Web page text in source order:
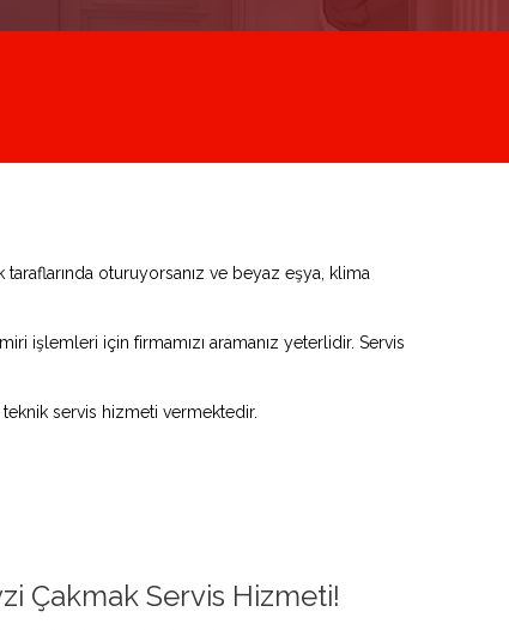
oturuyorsanız ve beyaz eşya, klima
işlemleri için firmamızı aramanız yeterlidir. Servis
servis hizmeti vermektedir.
Çakmak Servis Hizmeti!